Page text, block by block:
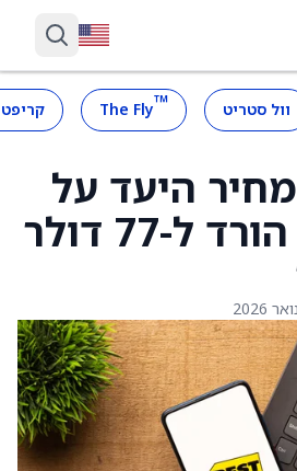
וול סטריט ™
The Fly
Barclays מחיר היעד על
Best Buy הורד ל-77 דולר